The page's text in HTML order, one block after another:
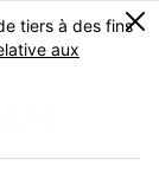
0
操